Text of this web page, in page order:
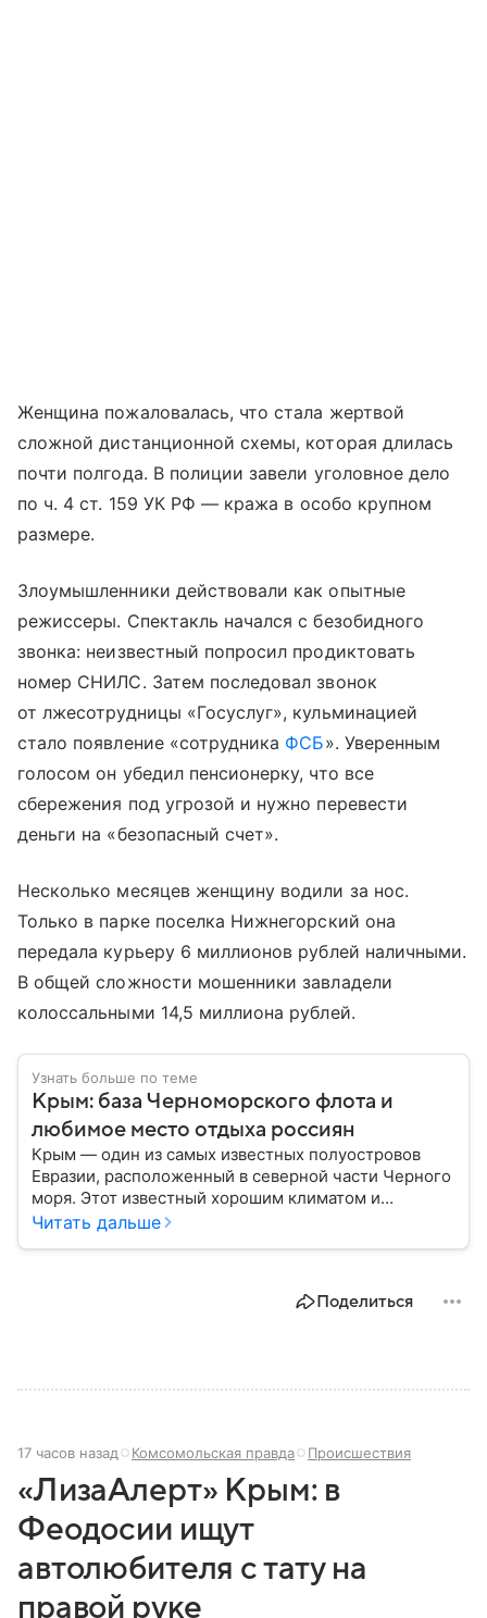
Женщина пожаловалась, что стала жертвой
сложной дистанционной схемы, которая длилась
почти полгода. В полиции завели уголовное дело
по ч. 4 ст. 159 УК РФ — кража в особо крупном
размере.
Злоумышленники действовали как опытные
режиссеры. Спектакль начался с безобидного
звонка: неизвестный попросил продиктовать
номер СНИЛС. Затем последовал звонок
от лжесотрудницы «Госуслуг», кульминацией
стало появление «сотрудника ФСБ». Уверенным
голосом он убедил пенсионерку, что все
сбережения под угрозой и нужно перевести
деньги на «безопасный счет».
Несколько месяцев женщину водили за нос.
Только в парке поселка Нижнегорский она
передала курьеру 6 миллионов рублей наличными.
В общей сложности мошенники завладели
колоссальными 14,5 миллиона рублей.
Узнать больше по теме
Крым: база Черноморского флота и
любимое место отдыха россиян
Крым — один из самых известных полуостровов
Евразии, расположенный в северной части Черного
моря. Этот известный хорошим климатом и
красивой природой регион имеет также огромное
положение сделало полуостров ключевой точкой
Читать дальше
Поделиться
17 часов назад Комсомольская правда Происшествия
«ЛизаАлерт» Крым: в
Феодосии ищут
автолюбителя с тату на
правой руке